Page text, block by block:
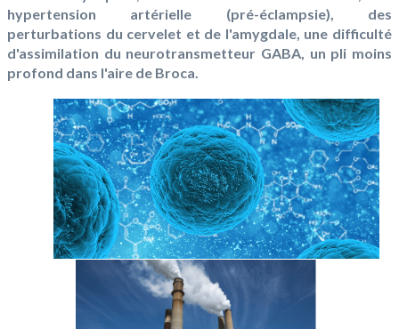
hypertension artérielle (pré-éclampsie), des
perturbations du cervelet et de l'amygdale, une difficulté
d'assimilation du neurotransmetteur GABA, un pli moins
profond dans l'aire de Broca.